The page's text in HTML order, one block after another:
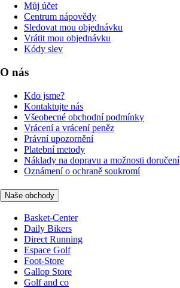
Můj účet
Centrum nápovědy
Sledovat mou objednávku
Vrátit mou objednávku
Kódy slev
O nás
Kdo jsme?
Kontaktujte nás
Všeobecné obchodní podmínky
Vrácení a vrácení peněz
Právní upozornění
Platební metody
Náklady na dopravu a možnosti doručení
Oznámení o ochraně soukromí
Naše obchody
Basket-Center
Daily Bikers
Direct Running
Espace Golf
Foot-Store
Gallop Store
Golf and co